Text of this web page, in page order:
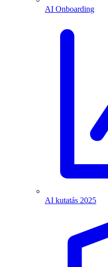
AI Onboarding
AI kutatás 2025